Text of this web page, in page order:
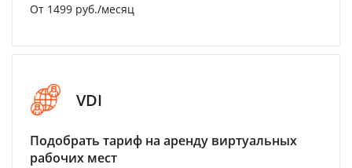
От 1499 руб./месяц
VDI
Подобрать тариф на аренду виртуальных
рабочих мест